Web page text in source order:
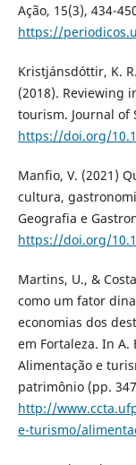
Ação, 15(3), 434-
https://
Kristjánsdóttir, K.
(2018). Reviewing
tourism. Journal of
https://doi.org/
Manfio, V. (2021)
cultura,
Geografia e
https://doi.org/
Martins, U., &
como um fator
economias dos
em Fortaleza. In A.
Alimentação e
patrimônio (pp.
http://
e-turismo/